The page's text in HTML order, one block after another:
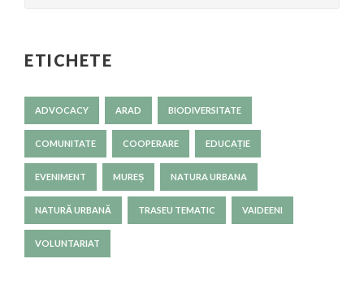
ETICHETE
ADVOCACY ARAD BIODIVERSITATE
COMUNITATE COOPERARE EDUCAȚIE
EVENIMENT MUREȘ NATURA URBANA
NATURĂ URBANĂ TRASEU TEMATIC VAIDEENI
VOLUNTARIAT